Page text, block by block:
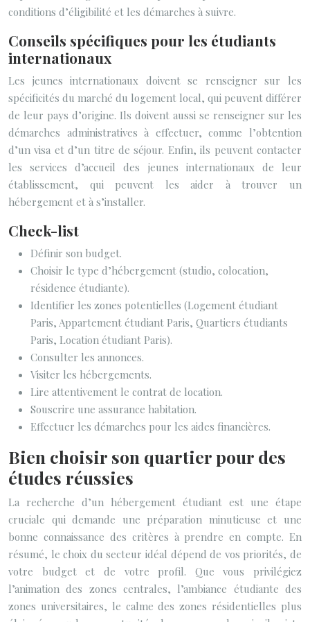
conditions d’éligibilité et les démarches à suivre.
Conseils spécifiques pour les étudiants
internationaux
Les jeunes internationaux doivent se renseigner sur les
spécificités du marché du logement local, qui peuvent différer
de leur pays d’origine. Ils doivent aussi se renseigner sur les
démarches administratives à effectuer, comme l’obtention
d’un visa et d’un titre de séjour. Enfin, ils peuvent contacter
les services d’accueil des jeunes internationaux de leur
établissement, qui peuvent les aider à trouver un
hébergement et à s’installer.
Check-list
Définir son budget.
Choisir le type d’hébergement (studio, colocation,
résidence étudiante).
Identifier les zones potentielles (Logement étudiant
Paris, Appartement étudiant Paris, Quartiers étudiants
Paris, Location étudiant Paris).
Consulter les annonces.
Visiter les hébergements.
Lire attentivement le contrat de location.
Souscrire une assurance habitation.
Effectuer les démarches pour les aides financières.
Bien choisir son quartier pour des
études réussies
La recherche d’un hébergement étudiant est une étape
cruciale qui demande une préparation minutieuse et une
bonne connaissance des critères à prendre en compte. En
résumé, le choix du secteur idéal dépend de vos priorités, de
votre budget et de votre profil. Que vous privilégiez
l’animation des zones centrales, l’ambiance étudiante des
zones universitaires, le calme des zones résidentielles plus